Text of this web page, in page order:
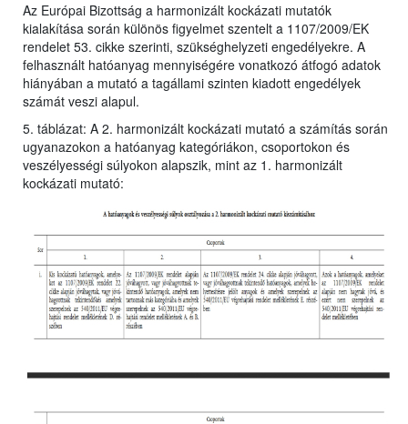
Az Európai Bizottság a harmonizált kockázati mutatók
kialakítása során különös figyelmet szentelt a 1107/2009/EK
rendelet 53. cikke szerinti, szükséghelyzeti engedélyekre. A
felhasznált hatóanyag mennyiségére vonatkozó átfogó adatok
hiányában a mutató a tagállami szinten kiadott engedélyek
számát veszi alapul.
5. táblázat: A 2. harmonizált kockázati mutató a számítás során
ugyanazokon a hatóanyag kategóriákon, csoportokon és
veszélyességi súlyokon alapszik, mint az 1. harmonizált
kockázati mutató: